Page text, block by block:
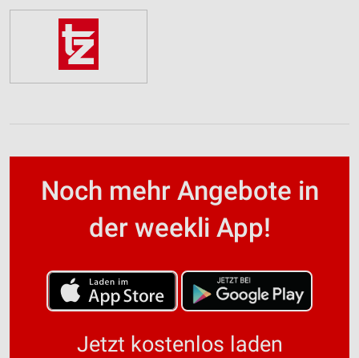
Noch mehr Angebote in
der weekli App!
Jetzt kostenlos laden